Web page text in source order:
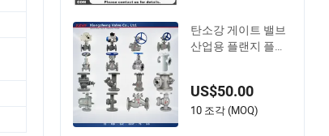
탄소강 게이트 밸브
산업용 플랜지 플로
물/가스/액체용
US$50.00
10 조각 (MOQ)